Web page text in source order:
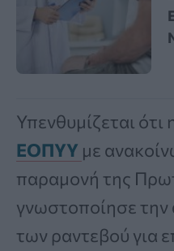
Υπενθυμίζεται ότι
ΕΟΠΥΥ με
παραμονή της
γνωστοποίησε
των ραντεβού για